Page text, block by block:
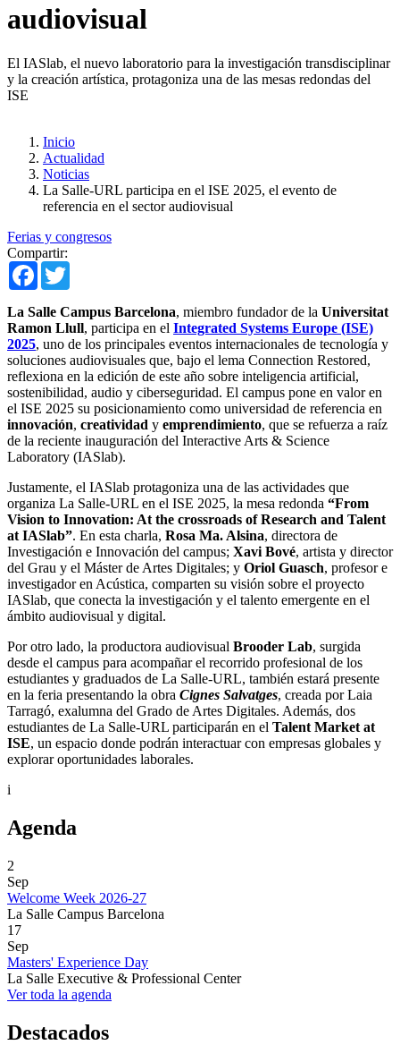
audiovisual
El IASlab, el nuevo laboratorio para la investigación transdisciplinar
y la creación artística, protagoniza una de las mesas redondas del
ISE
Inicio
Actualidad
Noticias
La Salle-URL participa en el ISE 2025, el evento de
referencia en el sector audiovisual
Ferias y congresos
Compartir:
Facebook
La Salle Campus Barcelona, ​​miembro fundador de la Universitat
Ramon Llull, participa en el Integrated Systems Europe (ISE)
2025, uno de los principales eventos internacionales de tecnología y
soluciones audiovisuales que, bajo el lema Connection Restored,
reflexiona en la edición de este año sobre inteligencia artificial,
sostenibilidad, audio y ciberseguridad. El campus pone en valor en
el ISE 2025 su posicionamiento como universidad de referencia en
innovación, creatividad y emprendimiento, que se refuerza a raíz
de la reciente inauguración del Interactive Arts & Science
Laboratory (IASlab).
Justamente, el IASlab protagoniza una de las actividades que
organiza La Salle-URL en el ISE 2025, la mesa redonda “From
Vision to Innovation: At the crossroads of Research and Talent
at IASlab”. En esta charla, Rosa Ma. Alsina, directora de
Investigación e Innovación del campus; Xavi Bové, artista y director
del Grau y el Máster de Artes Digitales; y Oriol Guasch, profesor e
investigador en Acústica, comparten su visión sobre el proyecto
IASlab, que conecta la investigación y el talento emergente en el
ámbito audiovisual y digital.
Por otro lado, la productora audiovisual Brooder Lab, surgida
desde el campus para acompañar el recorrido profesional de los
estudiantes y graduados de La Salle-URL, también estará presente
en la feria presentando la obra Cignes Salvatges, creada por Laia
Tarragó, exalumna del Grado de Artes Digitales. Además, dos
estudiantes de La Salle-URL participarán en el Talent Market at
ISE, un espacio donde podrán interactuar con empresas globales y
explorar oportunidades laborales.
i
Agenda
2
Sep
Welcome Week 2026-27
La Salle Campus Barcelona
17
Sep
Masters' Experience Day
La Salle Executive & Professional Center
Ver toda la agenda
Destacados